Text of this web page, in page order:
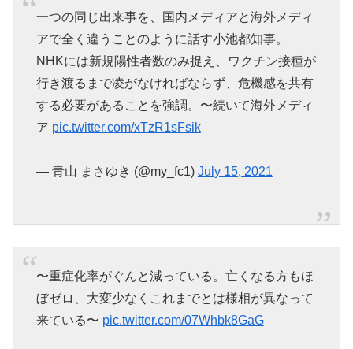
一つの同じ出来事を、国内メディアと海外メディ
アで全く違うことのように話す小池都知事。
NHKには新規陽性者数のみ捉え、ワクチン接種が
行き渡るまで凌がなければならず、危機感を共有
する必要があることを強調。〜続いて海外メディ
ア pic.twitter.com/xTzR1sFsik
— 青山 まさゆき (@my_fc1) July 15, 2021
〜重症化率がぐんと減っている。亡くなる方もほ
ぼゼロ、大変少なくこれまでとは様相が異なって
来ている〜 pic.twitter.com/07Whbk8GaG